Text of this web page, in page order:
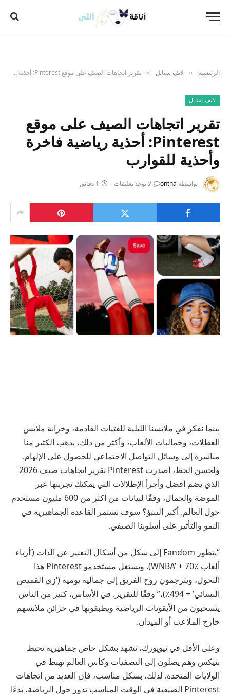
الرئيسية » لايف ستايل » تقرير اتجاهات الصيف على موقع Pinterest: أحذية رياضية فاخرة وأحذية للقوارب
لايف ستايل
تقرير اتجاهات الصيف على موقع
Pinterest: أحذية رياضية فاخرة
وأحذية للقوارب
بواسطة ontha لا توجد تعليقات 1 دقائق
بينما نفكر في ملابسنا الليلية للفتيات القادمة، وخزانة ملابس
العطلات، وجماليات الألعاب، وأكثر من ذلك، يذهب الكثير منا
مباشرة إلى وسائل التواصل الاجتماعي للحصول على الإلهام.
ولحسن الحظ، أصدرت Pinterest تقرير اتجاهات صيف 2026
الذي يضم أفضل وأجرأ الإطلالات التي يمكنك تجربتها عبر
الموضة والجمال، وفقًا لبيانات من أكثر من 600 مليون مستخدم
حول العالم. أكبر التنبؤ؟ سوف تستمر القاعدة الجماهيرية في
النمو والتأثير على أسلوبنا الصيفي.
“يتطور Fandom إلى شكل من أشكال التعبير عن الذات (‘أزياء
ألعاب WNBA’ + 70٪). ويستغل مستخدمو Pinterest هذا
التحول، ويترجمون روح الفريق إلى جمالية يومية (‘زي القميص
النسائي’ + 494٪)،” وفقًا للتقرير. في الأساس، كثير من الناس
ينسحبون من الأيقونات الرياضية ويطبقونها في خزائن ملابسهم
خارج الملاعب أو الميدان.
وعلى الأقل في نيويورك، نشهد بشكل خاص جماهيرية تحيط
بنيكس وهم يصلون إلى التصفيات وكأس العالم تهبط في
الولايات المتحدة. لذلك، بشكل مناسب، فإن العديد من اتجاهات
Pinterest الصيفية في الوقت المناسب تدور حول الرياضة، بدءًا